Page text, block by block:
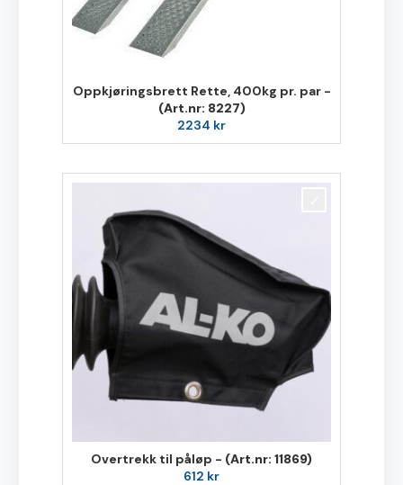
Oppkjøringsbrett Rette, 400kg pr. par -
(Art.nr: 8227)
2234 kr
Overtrekk til påløp - (Art.nr: 11869)
612 kr